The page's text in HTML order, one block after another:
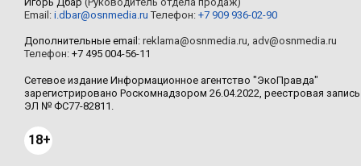
Email: i.dbar@osnmedia.ru Телефон: +7 909 936-02-90
Дополнительные email: reklama@osnmedia.ru, adv@osnmedia.ru
Телефон: +7 495 004-56-11
Сетевое издание Информационное агентство "ЭкоПравда"
зарегистрировано Роскомнадзором 26.04.2022, реестровая запись
ЭЛ № ФС77-82811.
18+